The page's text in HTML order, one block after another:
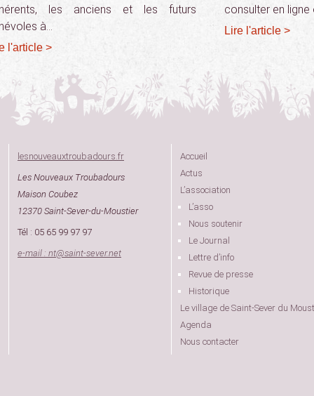
les anciens et les futurs
à…
l'article >
consulter en
Lire l'article >
lesnouveauxtroubadours.fr
Les Nouveaux Troubadours
Maison Coubez
12370 Saint-Sever-du-Moustier
Tél : 05 65 99 97 97
e-mail : nt@saint-sever.net
Accueil
Actus
L’association
L’asso
Nous soutenir
Le Journal
Lettre d’info
Revue de presse
Historique
Le village de Saint-Sever du
Agenda
Nous contacter